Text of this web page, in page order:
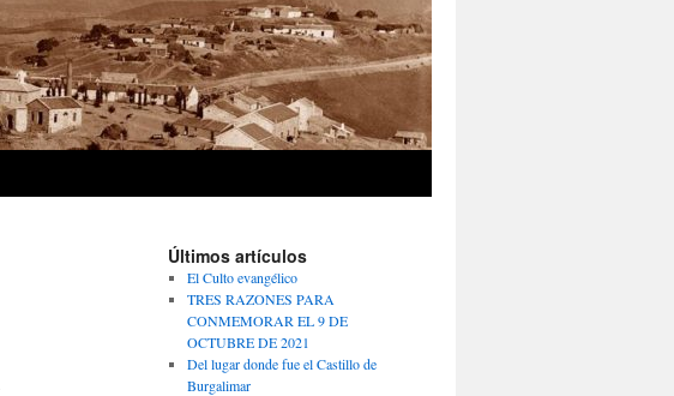
Últimos artículos
El Culto evangélico
TRES RAZONES PARA
CONMEMORAR EL 9 DE
OCTUBRE DE 2021
Del lugar donde fue el Castillo de
Burgalimar